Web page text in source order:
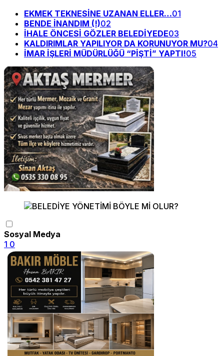
EKMEK TEKNESİNE UZANAN ELLER…01
BENDE İNANDIM (!)02
İHALE ÖNCESİ GÖZLER BELEDİYEDE03
KALDIRIMLAR YAPILIYOR DA KORUNUYOR MU?04
İMAR İŞLERİ MÜDÜRLÜĞÜ “PİŞTİ” YAPTI!05
Sosyal Medya
1 0